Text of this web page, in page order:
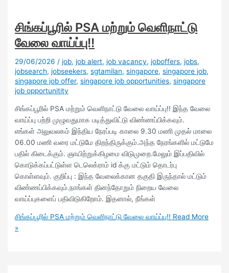
சிங்கப்பூரில் PSA மற்றும் வெளிநாட்டு
வேலை வாய்ப்பு!!
29/06/2026 /job,job alert,job vacancy,joboffers,jobs,
jobsearch,jobseekers,sgtamilan,singapore,singapore job,
singapore job offer,singapore job opportunities,singapore
job opportunitity
சிங்கப்பூரில் PSA மற்றும் வெளிநாட்டு வேலை வாய்ப்பு!! இந்த வேலை
வாய்ப்பு பற்றி முழுவதுமாக படித்துவிட்டு விண்ணப்பிக்கவும்.
எங்கள் அலுவலகம் இந்திய நேரப்படி காலை 9.30 மணி முதல் மாலை
06.00 மணி வரை மட்டுமே திறந்திருக்கும்.அந்த நேரங்களில் மட்டுமே
பதில் கிடைக்கும். ஞாயிற்றுக்கிழமை விடுமுறை.மேலும் இப்பதிவில்
கொடுக்கப்பட்டுள்ள டெலெக்ராம் id க்கு மட்டும் தொடர்பு
கொள்ளவும். குறிப்பு : இந்த வேலைக்கான தகுதி இருந்தால் மட்டும்
விண்ணப்பிக்கவும்.நாங்கள் தினந்தோறும் நிறைய வேலை
வாய்ப்புகளைப் பதிவிடுகிறோம். இதனால், நீங்கள்
சிங்கப்பூரில் PSA மற்றும் வெளிநாட்டு வேலை வாய்ப்பு!! Read More
»